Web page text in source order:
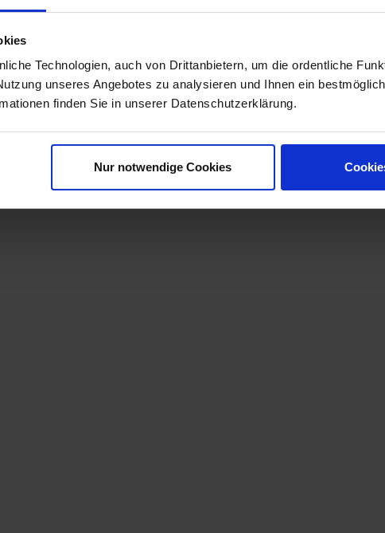
Technologien, auch von Drittanbietern, um die ordentliche
unseres Angebotes zu analysieren und Ihnen ein
finden Sie in unserer Datenschutzerklärung.
Nur notwendige Cookies